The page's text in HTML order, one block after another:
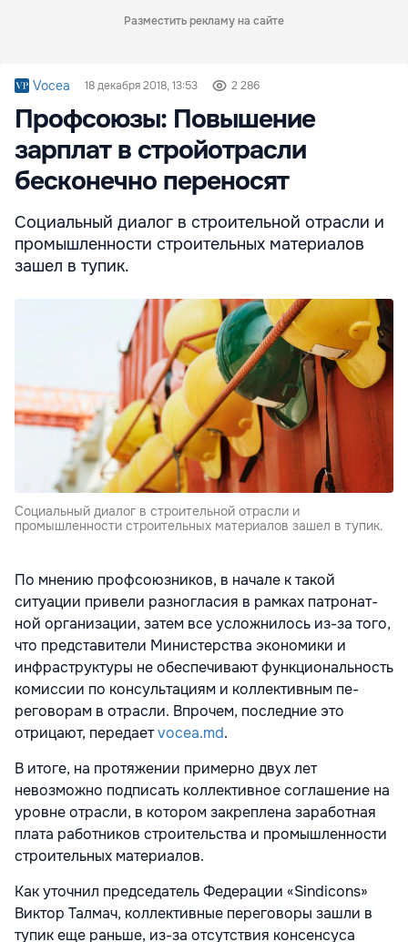
Разместить рекламу на сайте
Vocea 18 декабря 2018, 13:53 2 286
Профсоюзы: Повышение
зарплат в стройотрасли
бесконечно переносят
Социальный диалог в строительной отрасли и
промышленности стро­ительных материалов
зашел в ту­пик.
Социальный диалог в строительной отрасли и
промышленности стро­ительных материалов зашел в ту­пик.
По мнению профсоюзников, в начале к такой
ситуации приве­ли разногласия в рамках патронат­
ной организации, затем все услож­нилось из-за того,
что представи­тели Министерства экономики и
инфраструктуры не обеспечивают функциональность
комиссии по консультациям и коллективным пе­
реговорам в отрасли. Впрочем, пос­ледние это
отрицают, передаетvocea.md.
В итоге, на протяжении примерно двух лет
невозможно подписать коллективное соглашение на
уровне отрасли, в котором закреплена заработная
плата работников строительства и промышленности
строи­тельных материалов.
Как уточнил предсе­датель Федерации «Sindicons»
Виктор Тал­мач, коллективные переговоры зашли в
ту­пик еще раньше, из-за отсутствия консенсу­са